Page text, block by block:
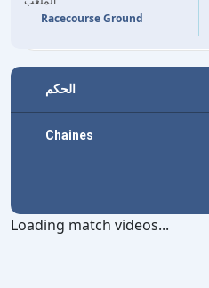
Racecourse Ground
الحكم
Chaines
Loading match videos...